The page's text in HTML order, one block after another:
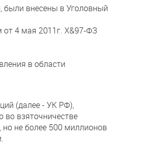
были внесены в Уголовный
от 4 мая 2011г. Х&97-ФЗ
в области
(далее - УК РФ),
во взяточничестве
не более 500 миллионов